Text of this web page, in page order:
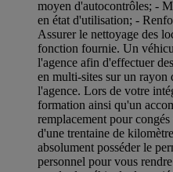
moyen d'autocontrôles; -
en état d'utilisation; -
Assurer le nettoyage des
fonction fournie. Un
l'agence afin d'effectuer
en multi-sites sur un rayon
l'agence. Lors de votre
formation ainsi qu'un
remplacement pour
d'une trentaine de
absolument posséder le
personnel pour vous